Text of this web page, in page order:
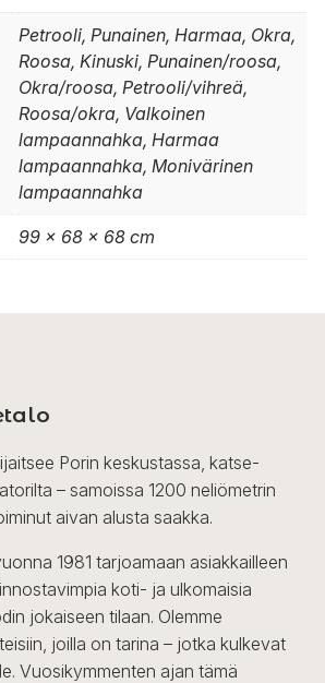
Petrooli, Punainen, Harmaa, Okra,
Roosa, Kinuski, Punainen/roosa,
Okra/roosa, Petrooli/vihreä,
Roosa/okra, Valkoinen
lampaannahka, Harmaa
lampaannahka, Monivärinen
lampaannahka
99 x 68 x 68 cm
Porin keskustassa, katse-
– samoissa 1200 neliömetrin
aivan alusta saakka.
1981 tarjoamaan asiakkailleen
koti- ja ulkomaisia
jokaiseen tilaan. Olemme
joilla on tarina – jotka kulkevat
Vuosikymmenten ajan tämä